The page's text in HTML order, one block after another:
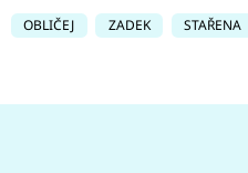
OBLIČEJ ZADEK STAŘENA